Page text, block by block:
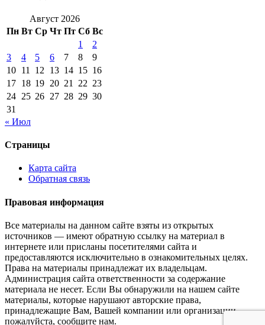
Август 2026
Пн Вт Ср Чт Пт Сб Вс
1
2
3
4 5 6 7 8
9
10 11 12 13 14 15 16
17 18 19 20 21 22 23
24 25 26 27 28 29 30
31
« Июл
Страницы
Карта сайта
Обратная связь
Правовая информация
Все материалы на данном сайте взяты из открытых
источников — имеют обратную ссылку на материал в
интернете или присланы посетителями сайта и
предоставляются исключительно в ознакомительных целях.
Права на материалы принадлежат их владельцам.
Администрация сайта ответственности за содержание
материала не несет. Если Вы обнаружили на нашем сайте
материалы, которые нарушают авторские права,
принадлежащие Вам, Вашей компании или организации,
пожалуйста, сообщите нам.